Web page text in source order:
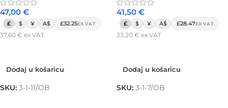
47,00 €
£ $ ¥ A$ £32.25EX VAT
37,60 € ex VAT
Dodaj u košaricu
SKU: 3-1-11/OB
41,50 €
£ $ ¥ A$ £28.47EX VAT
33,20 € ex VAT
Dodaj u košaricu
SKU: 3-1-7/OB